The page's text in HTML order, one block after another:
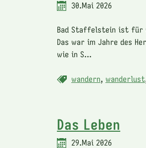
30.Mai 2026
Bad Staffelstein ist für
Das war im Jahre des
wie in S...
wandern, wanderlust
Das Leben
29.Mai 2026